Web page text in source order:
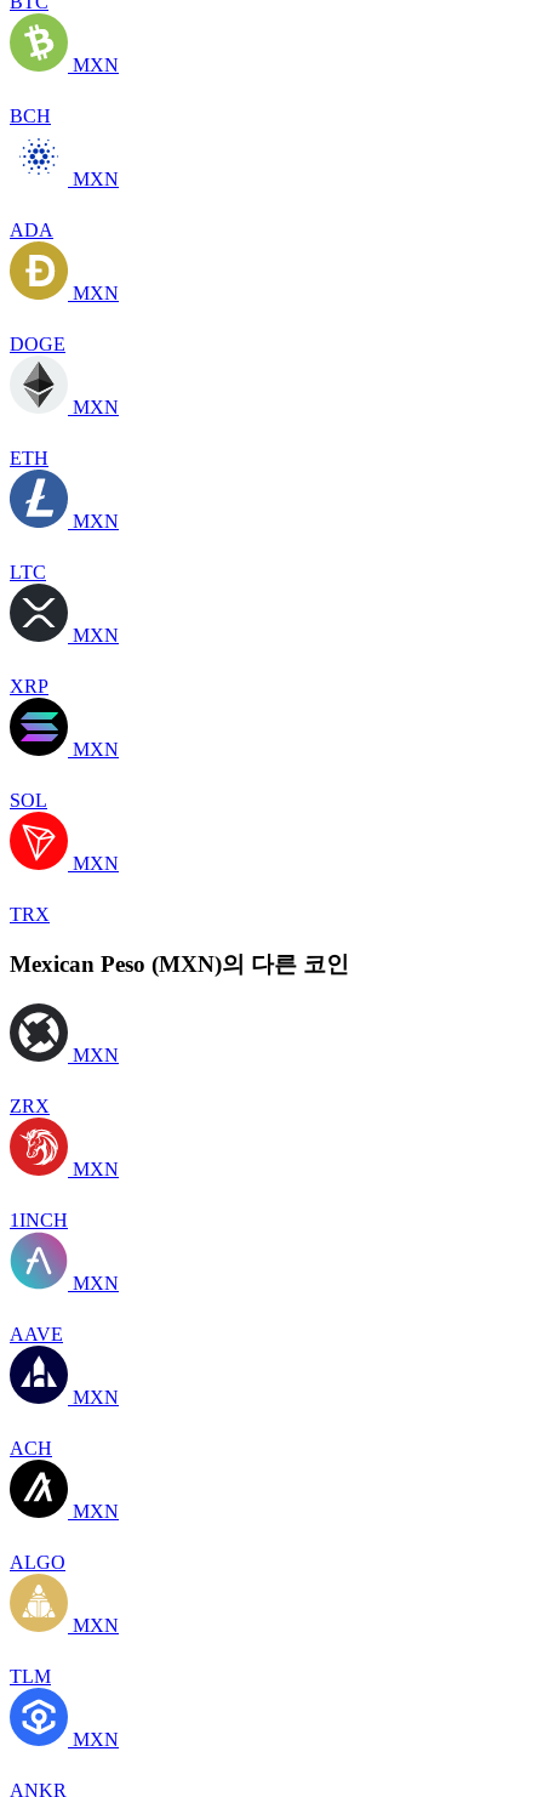
MXN
BCH
MXN
ADA
MXN
DOGE
MXN
ETH
MXN
LTC
MXN
XRP
MXN
SOL
MXN
TRX
Mexican Peso (MXN)의 다른 코인
MXN
ZRX
MXN
1INCH
MXN
AAVE
MXN
ACH
MXN
ALGO
MXN
TLM
MXN
ANKR